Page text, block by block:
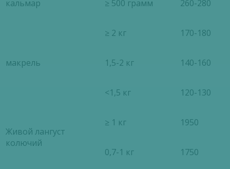
кальмар ≥ 500 грамм 260-280
макрель
≥ 2 кг 170-180
1,5-2 кг 140-160
<1,5 кг 120-130
Живой лангуст
колючий
≥ 1 кг 1950
0,7-1 кг 1750